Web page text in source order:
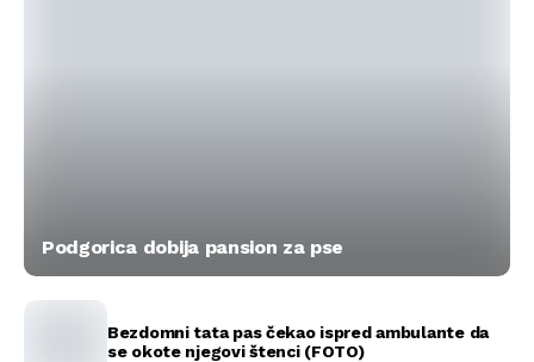
Podgorica dobija pansion za pse
Bezdomni tata pas čekao ispred ambulante da
se okote njegovi štenci (FOTO)